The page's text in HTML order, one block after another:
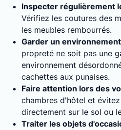
Inspecter régulièrement
Vérifiez les coutures des
les meubles rembourrés.
Garder un
propreté ne soit pas une
environnement
cachettes aux punaises.
Faire attention lors des
chambres d'hôtel et
directement sur le sol ou
Traiter les objets